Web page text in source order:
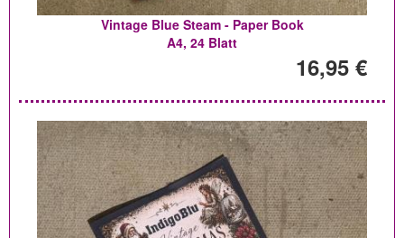
Vintage Blue Steam - Paper Book
A4, 24 Blatt
16,95 €